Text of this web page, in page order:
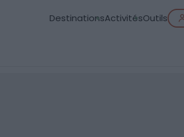
DestinationsActivitésOutils